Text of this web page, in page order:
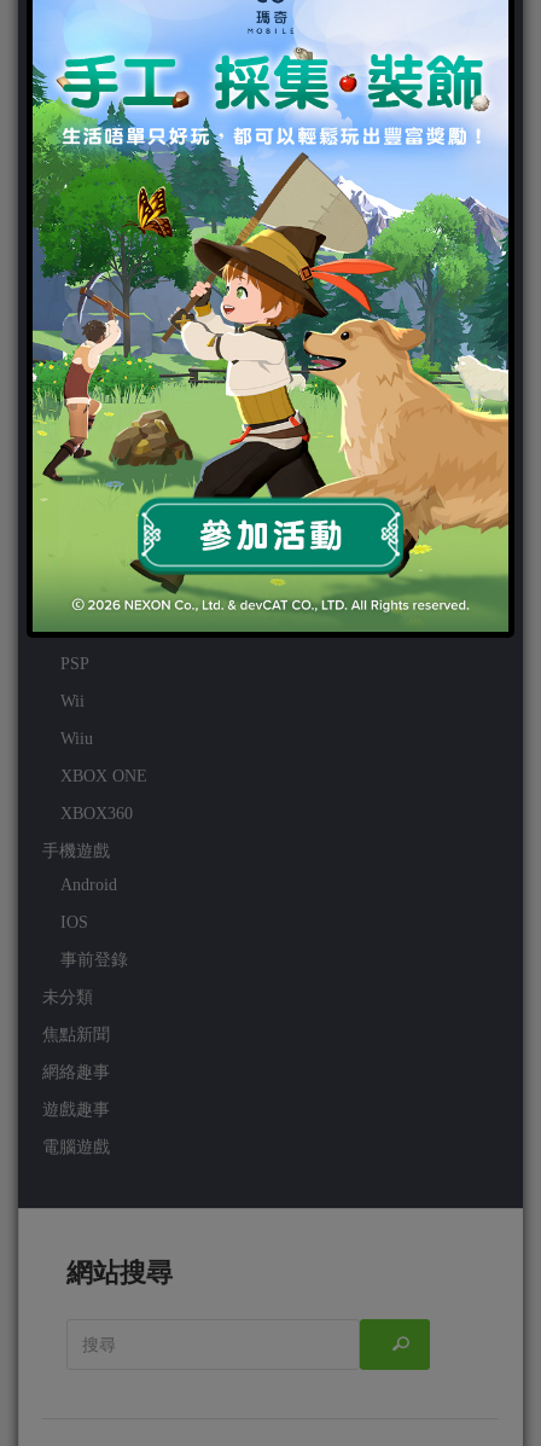
ChinaJoy 2018
Chinajoy2025
Cosplay 專區
TGS2019
VIPlayer
天堂2:革命 專區
天堂2:革命 攻略
天堂2:革命 新聞
好康活動
官方虛寶
家用遊戲
3DS
PSP
Wii
Wiiu
XBOX ONE
XBOX360
手機遊戲
Android
IOS
事前登錄
未分類
焦點新聞
網絡趣事
遊戲趣事
電腦遊戲
網站搜尋